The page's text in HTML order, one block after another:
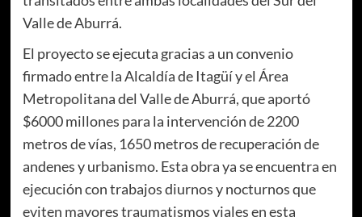
Valle de Aburrá.
El proyecto se ejecuta gracias a un convenio
firmado entre la Alcaldía de Itagüí y el Área
Metropolitana del Valle de Aburrá, que aportó
$6000 millones para la intervención de 2200
metros de vías, 1650 metros de recuperación de
andenes y urbanismo. Esta obra ya se encuentra en
ejecución con trabajos diurnos y nocturnos que
eviten mayores traumatismos viales en esta